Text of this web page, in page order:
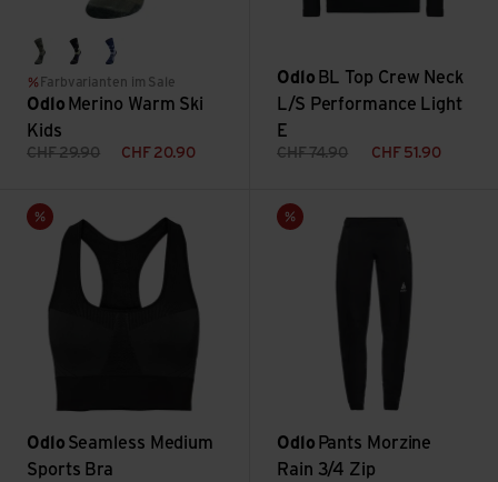
black/afterparty
shadow/urban chic
skipper blue/blue heron
Farbvarianten im Sale
Odlo Merino Warm Ski
Kids
CHF29.90 CHF 20.90
Odlo BL Top Crew Neck
L/S Performance Light
E
CHF74.90 CHF 51.90
Sale
Odlo Seamless Medium
Sports Bra
Seamless Medium Sports Bra ansehen
Sale
Odlo Pants Morzine
Rain 3/4 Zip
Pants Morzine Rain 3/4 Zip